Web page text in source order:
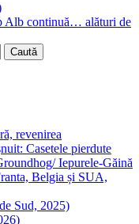
Alb continuă… alături de
revenirea
Casetele pierdute
Iepurele-Găină
Belgia și SUA,
Sud, 2025)